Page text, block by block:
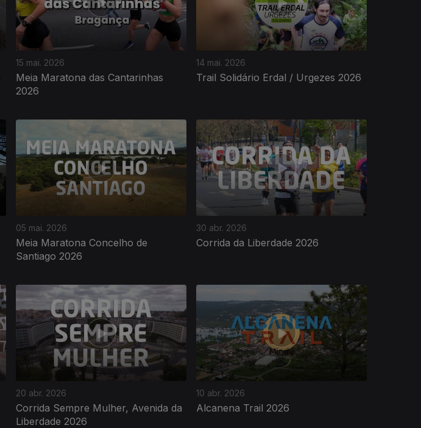
15 mai. 2026
Meia Maratona das Cantarinhas
2026
14 mai. 2026
Trail Solidário Erdal / Urgezes 2026
05 mai. 2026
Meia Maratona Concelho de
Santiago 2026
30 abr. 2026
Corrida da Liberdade 2026
20 abr. 2026
Corrida Sempre Mulher, Avenida da
Liberdade 2026
10 abr. 2026
Alcanena Trail 2026